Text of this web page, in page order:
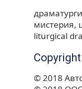
мистерия
liturgical
Copyright
© 2018